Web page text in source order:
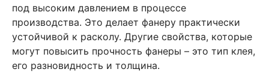
под высоким давлением в процессе
производства. Это делает фанеру практически
устойчивой к расколу. Другие свойства, которые
могут повысить прочность фанеры – это тип клея,
его разновидность и толщина.